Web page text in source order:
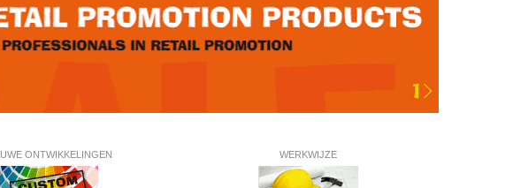
ONTWIKKELINGEN WERKWIJZE